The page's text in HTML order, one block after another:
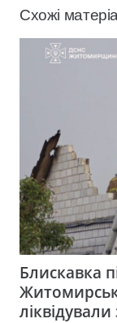
Схожі
Блискавка